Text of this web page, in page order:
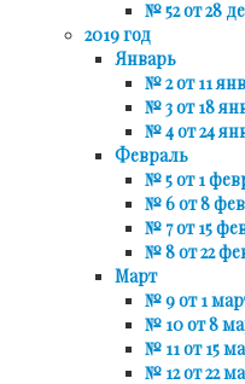
№ 52 от 28
2019 год
Январь
№ 2 от 11
№ 3 от 18
№ 4 от 24
Февраль
№ 5 от 1
№ 6 от 8
№ 7 от 15
№ 8 от 22
Март
№ 9 от 1
№ 10 от 8
№ 11 от 15
№ 12 от 22